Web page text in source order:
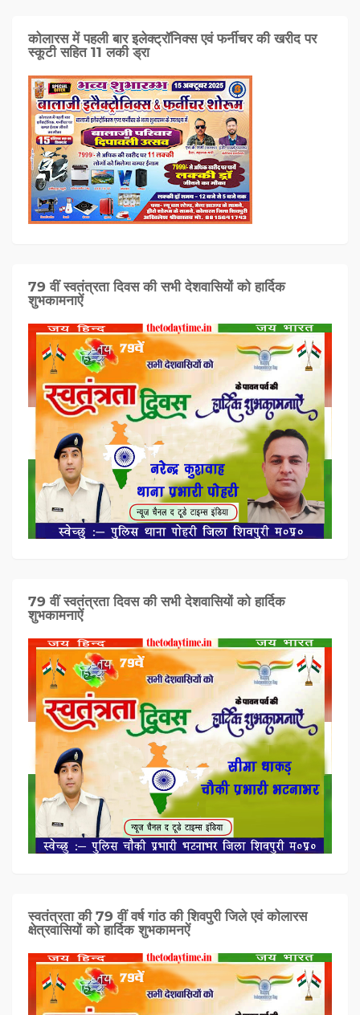
कोलारस में पहली बार इलेक्ट्रॉनिक्स एवं फर्नीचर की खरीद पर
स्कूटी सहित 11 लकी ड्रा
79 वीं स्वतंत्रता दिवस की सभी देशवासियों को हार्दिक
शुभकामनाऐं
79 वीं स्वतंत्रता दिवस की सभी देशवासियों को हार्दिक
शुभकामनाऐं
स्वतंत्रता की 79 वीं वर्ष गांठ की शिवपुरी जिले एवं कोलारस
क्षेत्रवासियों को हार्दिक शुभकामनऐं